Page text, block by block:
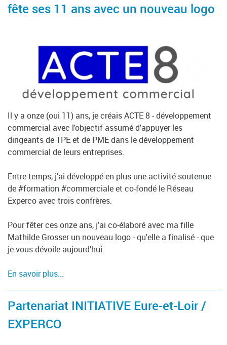
fête ses 11 ans avec un nouveau logo
Il y a onze (oui 11) ans, je créais ACTE 8 - développement
commercial avec l'objectif assumé d'appuyer les
dirigeants de TPE et de PME dans le développement
commercial de leurs entreprises.
Entre temps, j'ai développé en plus une activité soutenue
de #formation #commerciale et co-fondé le Réseau
Experco avec trois confrères.
Pour fêter ces onze ans, j'ai co-élaboré avec ma fille
Mathilde Grosser un nouveau logo - qu'elle a finalisé - que
je vous dévoile aujourd'hui.
En savoir plus...
Partenariat INITIATIVE Eure-et-Loir /
EXPERCO